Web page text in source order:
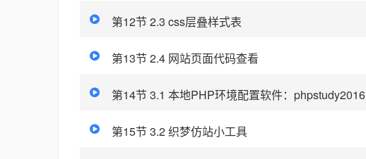
第12节 2.3 css层叠样式表
第13节 2.4 网站页面代码查看
第14节 3.1 本地PHP环境配置软件：phpstudy2016
第15节 3.2 织梦仿站小工具